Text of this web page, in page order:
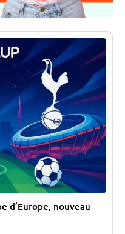
d’Europe, nouveau